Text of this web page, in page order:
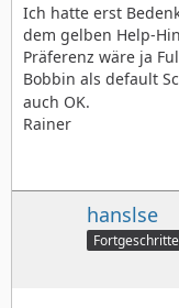
Ich hatte erst
dem gelben Help-
Präferenz wäre ja
Bobbin als default
auch OK.
Rainer
hanslse